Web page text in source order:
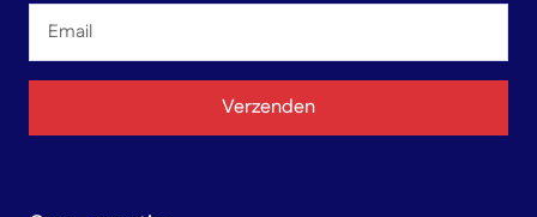
Email
Verzenden